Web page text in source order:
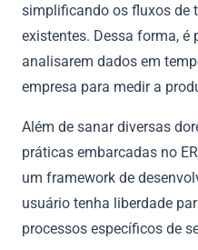
simplificando os fluxos de
existentes. Dessa forma, é
analisarem dados em
empresa para medir a
Além de sanar diversas
práticas embarcadas no
um framework de
usuário tenha liberdade
processos específicos de